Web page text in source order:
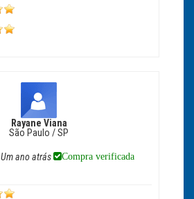
Rayane Viana
São Paulo / SP
Um ano atrás Compra verificada